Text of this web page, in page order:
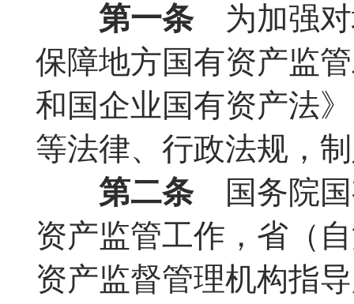
第一条为加强对
保障地方国有资产监
和国企业国有资产法
等法律、行政法规，
第二条国务院国
资产监管工作，省（
资产监督管理机构指